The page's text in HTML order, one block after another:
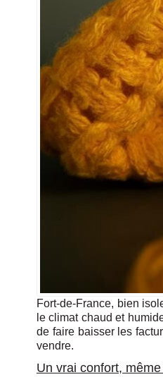
Fort-de-France, bien
le climat chaud et
de faire baisser les
vendre.
Un vrai confort,